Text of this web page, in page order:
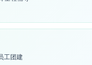
工团建